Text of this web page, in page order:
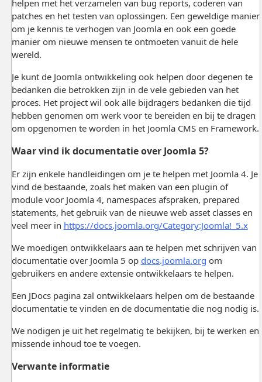
helpen met het verzamelen van bug reports, coderen van
patches en het testen van oplossingen. Een geweldige manier
om je kennis te verhogen van Joomla en ook een goede
manier om nieuwe mensen te ontmoeten vanuit de hele
wereld.
Je kunt de Joomla ontwikkeling ook helpen door degenen te
bedanken die betrokken zijn in de vele gebieden van het
proces. Het project wil ook alle bijdragers bedanken die tijd
hebben genomen om werk voor te bereiden en bij te dragen
om opgenomen te worden in het Joomla CMS en Framework.
Waar vind ik documentatie over Joomla 5?
Er zijn enkele handleidingen om je te helpen met Joomla 4. Je
vind de bestaande, zoals het maken van een plugin of
module voor Joomla 4, namespaces afspraken, prepared
statements, het gebruik van de nieuwe web asset classes en
veel meer in https://docs.joomla.org/Category:Joomla!_5.x
We moedigen ontwikkelaars aan te helpen met schrijven van
documentatie over Joomla 5 op docs.joomla.org om
gebruikers en andere extensie ontwikkelaars te helpen.
Een JDocs pagina zal ontwikkelaars helpen om de bestaande
documentatie te vinden en de documentatie die nog nodig is.
We nodigen je uit het regelmatig te bekijken, bij te werken en
missende inhoud toe te voegen.
Verwante informatie